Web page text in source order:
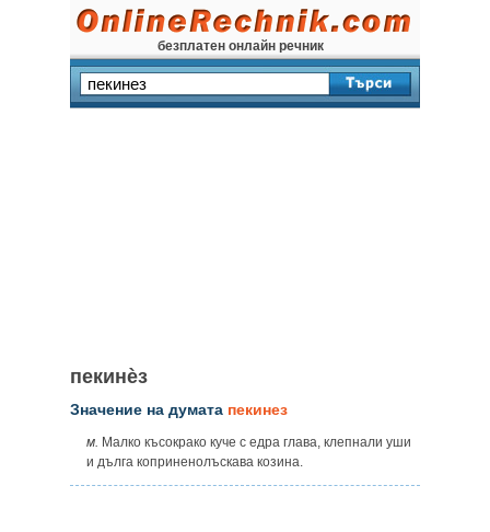
безплатен онлайн речник
пекинѐз
Значение на думата пекинез
м. Малко късокрако куче с едра глава, клепнали уши
и дълга коприненолъскава козина.